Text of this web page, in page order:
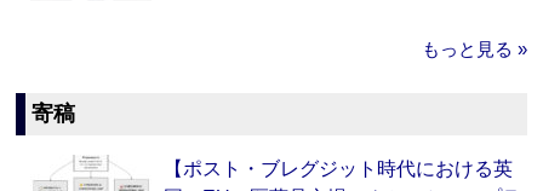
もっと見る »
寄稿
【ポスト・ブレグジット時代における英